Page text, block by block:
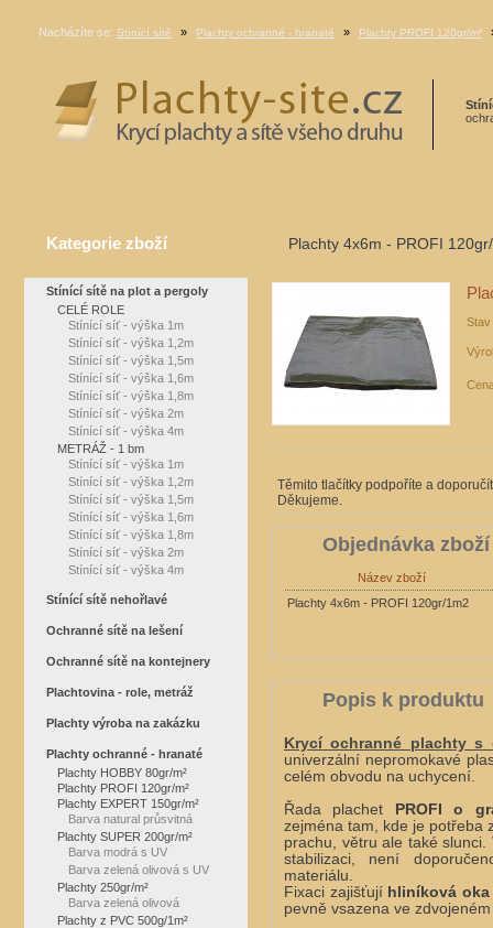
Nacházíte se: Stínící sítě » Plachty ochranné - hranaté » Plachty PROFI 120gr/m²
Plachty 4x6m - PROFI
Stav
Těmito tlačítky podpoříte a
Děkujeme.
Objednávka zboží
Název zboží
Plachty 4x6m - PROFI 120gr/1m2
Popis k produktu
Krycí ochranné plachty s
univerzální nepromokavé
celém obvodu na uchycení.
Řada plachet PROFIo
zejména tam, kde je potřeba
prachu, větru ale také
stabilizaci, není
materiálu.
Fixaci zajišťují hliníková
pevně vsazena ve
Kategorie zboží
Stínící sítě na plot a pergoly
CELÉ ROLE
Stínící síť - výška 1m
Stínící síť - výška 1,2m
Stínící síť - výška 1,5m
Stínící síť - výška 1,6m
Stínící síť - výška 1,8m
Stínící síť - výška 2m
Stínící síť - výška 4m
METRÁŽ - 1 bm
Stínící síť - výška 1m
Stínící síť - výška 1,2m
Stínící síť - výška 1,5m
Stínící síť - výška 1,6m
Stínící síť - výška 1,8m
Stínící síť - výška 2m
Stínící síť - výška 4m
Stínící sítě nehořlavé
Ochranné sítě na lešení
Ochranné sítě na kontejnery
Plachtovina - role, metráž
Plachty výroba na zakázku
Plachty ochranné - hranaté
Plachty HOBBY 80gr/m²
Plachty PROFI 120gr/m²
Plachty EXPERT 150gr/m²
Barva natural průsvitná
Plachty SUPER 200gr/m²
Barva modrá s UV
Barva zelená olivová s UV
Plachty 250gr/m²
Barva zelená olivová
Plachty z PVC 500g/1m²